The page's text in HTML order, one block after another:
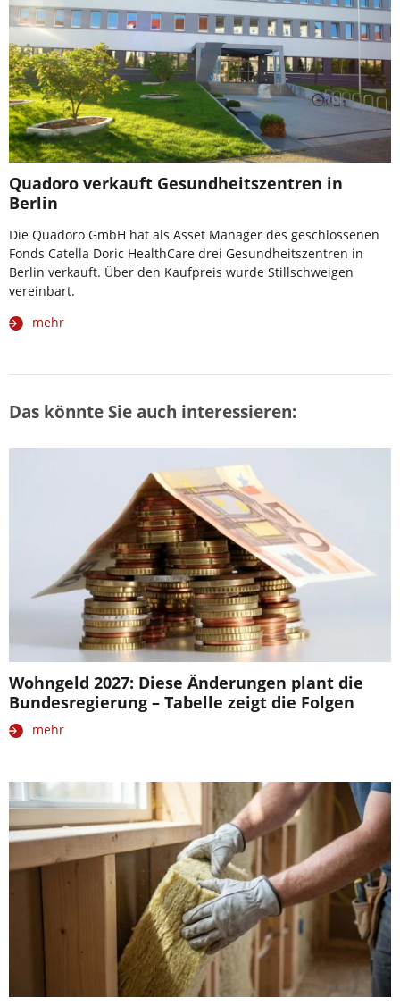
Quadoro verkauft Gesundheitszentren in
Berlin
Die Quadoro GmbH hat als Asset Manager des geschlossenen
Fonds Catella Doric HealthCare drei Gesundheitszentren in
Berlin verkauft. Über den Kaufpreis wurde Stillschweigen
vereinbart.
mehr
Das könnte Sie auch interessieren:
Wohngeld 2027: Diese Änderungen plant die
Bundesregierung – Tabelle zeigt die Folgen
mehr